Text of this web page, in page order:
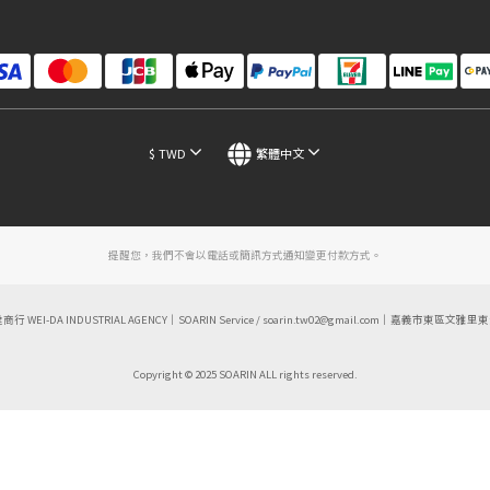
$ TWD 繁體中文
提醒您，我們不會以電話或簡訊方式通知變更付款方式。
行 WEI-DA INDUSTRIAL AGENCY｜SOARIN Service / soarin.tw02@gmail.com｜嘉義市東區文雅里
Copyright © 2025 SOARIN ALL rights reserved.